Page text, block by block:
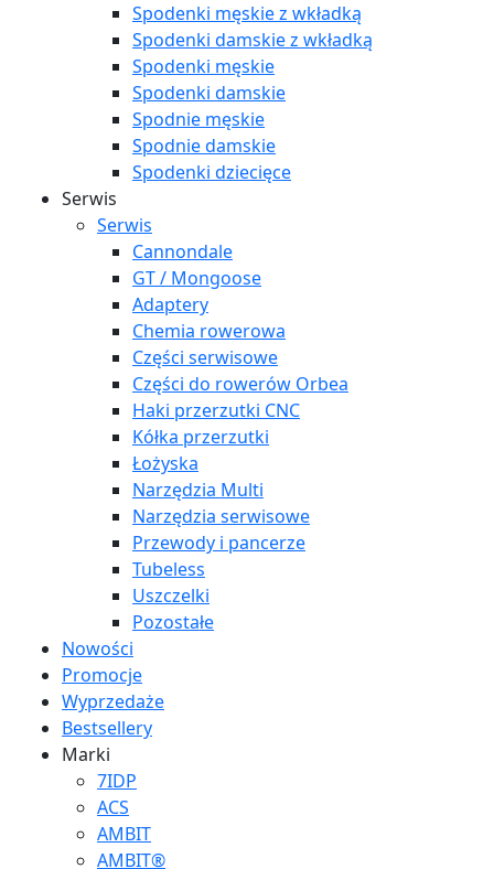
Spodenki męskie z wkładką
Spodenki damskie z wkładką
Spodenki męskie
Spodenki damskie
Spodnie męskie
Spodnie damskie
Spodenki dziecięce
Serwis
Serwis
Cannondale
GT / Mongoose
Adaptery
Chemia rowerowa
Części serwisowe
Części do rowerów Orbea
Haki przerzutki CNC
Kółka przerzutki
Łożyska
Narzędzia Multi
Narzędzia serwisowe
Przewody i pancerze
Tubeless
Uszczelki
Pozostałe
Nowości
Promocje
Wyprzedaże
Bestsellery
Marki
7IDP
ACS
AMBIT
AMBIT®